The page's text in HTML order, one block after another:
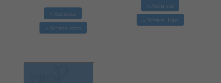
» Acquista
» Scheda libro
» Acquista
» Scheda libro